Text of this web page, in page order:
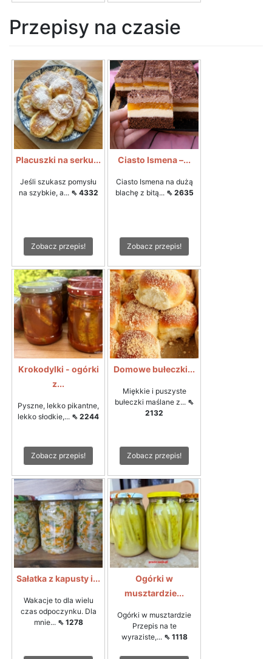
Przepisy na czasie
Placuszki na serku...
Jeśli szukasz pomysłu
na szybkie, a... ⇖ 4332
Zobacz przepis!
Ciasto Ismena –...
Ciasto Ismena na dużą
blachę z bitą... ⇖ 2635
Zobacz przepis!
Krokodylki - ogórki
z...
Pyszne, lekko pikantne,
lekko słodkie,... ⇖ 2244
Zobacz przepis!
Domowe bułeczki...
Miękkie i puszyste
bułeczki maślane z... ⇖
2132
Zobacz przepis!
Sałatka z kapusty i...
Wakacje to dla wielu
czas odpoczynku. Dla
mnie... ⇖ 1278
Ogórki w
musztardzie...
Ogórki w musztardzie
Przepis na te
wyraziste,... ⇖ 1118